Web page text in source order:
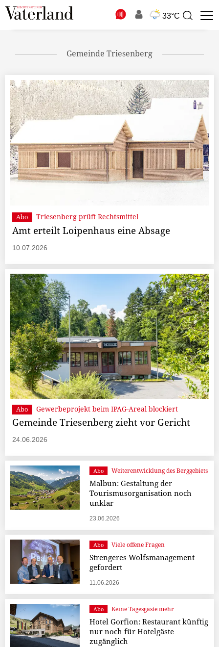
33°C
Suchbegriff
Gemeinde Triesenberg
Abo Triesenberg prüft Rechtsmittel
Amt erteilt Loipenhaus eine Absage
10.07.2026
Abo Gewerbeprojekt beim IPAG-Areal blockiert
Gemeinde Triesenberg zieht vor Gericht
24.06.2026
Abo Weiterentwicklung des Berggebiets
Malbun: Gestaltung der
Tourismusorganisation noch
unklar
23.06.2026
Abo Viele offene Fragen
Strengeres Wolfsmanagement
gefordert
11.06.2026
Abo Keine Tagesgäste mehr
Hotel Gorfion: Restaurant künftig
nur noch für Hotelgäste
zugänglich